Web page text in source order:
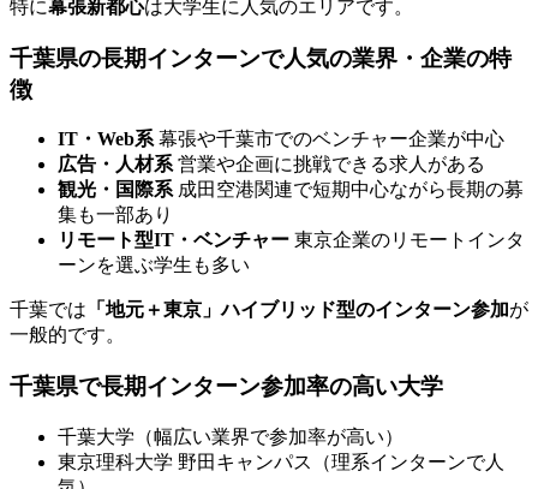
特に幕張新都心は大学生に人気のエリアです。
千葉県の長期インターンで人気の業界・企業の特
徴
IT・Web系 幕張や千葉市でのベンチャー企業が中心
広告・人材系 営業や企画に挑戦できる求人がある
観光・国際系 成田空港関連で短期中心ながら長期の募
集も一部あり
リモート型IT・ベンチャー 東京企業のリモートインタ
ーンを選ぶ学生も多い
千葉では 「地元＋東京」ハイブリッド型のインターン参加が
一般的です。
千葉県で長期インターン参加率の高い大学
千葉大学（幅広い業界で参加率が高い）
東京理科大学 野田キャンパス（理系インターンで人